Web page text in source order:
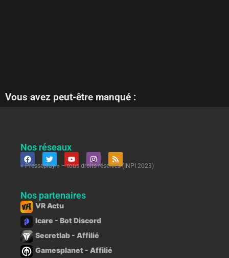
Vous avez peut-être manqué :
Nos réseaux
« Presseplay » – tous droits réservés (INPI 2023)
Nos partenaires
VR Actu
Icare - Bot Discord
Secretlab - Affilié
Gamesplanet - Affilié